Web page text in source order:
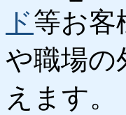
ド等お客
や職場の
えます。